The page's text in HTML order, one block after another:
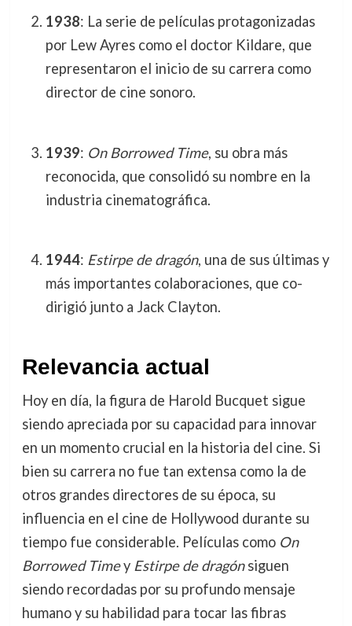
1938: La serie de películas protagonizadas
por Lew Ayres como el doctor Kildare, que
representaron el inicio de su carrera como
director de cine sonoro.
1939: On Borrowed Time, su obra más
reconocida, que consolidó su nombre en la
industria cinematográfica.
1944: Estirpe de dragón, una de sus últimas y
más importantes colaboraciones, que co-
dirigió junto a Jack Clayton.
Relevancia actual
Hoy en día, la figura de Harold Bucquet sigue
siendo apreciada por su capacidad para innovar
en un momento crucial en la historia del cine. Si
bien su carrera no fue tan extensa como la de
otros grandes directores de su época, su
influencia en el cine de Hollywood durante su
tiempo fue considerable. Películas como On
Borrowed Timey Estirpe de dragónsiguen
siendo recordadas por su profundo mensaje
humano y su habilidad para tocar las fibras